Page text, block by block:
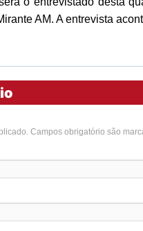
AM. A entrevista
Campos obrigatório são